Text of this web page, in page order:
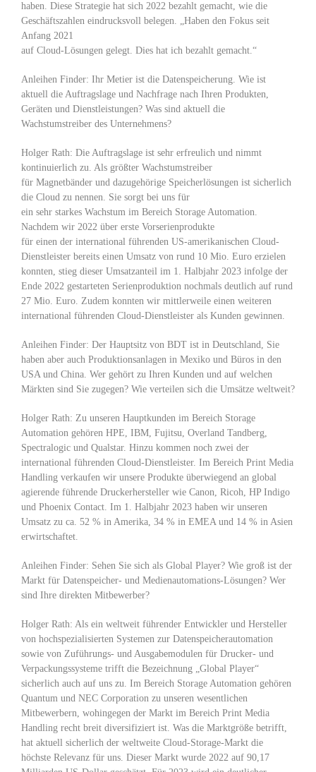
haben. Diese Strategie hat sich 2022 bezahlt gemacht, wie die
Geschäftszahlen eindrucksvoll belegen. „Haben den Fokus seit
Anfang 2021
auf Cloud-Lösungen gelegt. Dies hat ich bezahlt gemacht.“
Anleihen Finder: Ihr Metier ist die Datenspeicherung. Wie ist
aktuell die Auftragslage und Nachfrage nach Ihren Produkten,
Geräten und Dienstleistungen? Was sind aktuell die
Wachstumstreiber des Unternehmens?
Holger Rath: Die Auftragslage ist sehr erfreulich und nimmt
kontinuierlich zu. Als größter Wachstumstreiber
für Magnetbänder und dazugehörige Speicherlösungen ist sicherlich
die Cloud zu nennen. Sie sorgt bei uns für
ein sehr starkes Wachstum im Bereich Storage Automation.
Nachdem wir 2022 über erste Vorserienprodukte
für einen der international führenden US-amerikanischen Cloud-
Dienstleister bereits einen Umsatz von rund 10 Mio. Euro erzielen
konnten, stieg dieser Umsatzanteil im 1. Halbjahr 2023 infolge der
Ende 2022 gestarteten Serienproduktion nochmals deutlich auf rund
27 Mio. Euro. Zudem konnten wir mittlerweile einen weiteren
international führenden Cloud-Dienstleister als Kunden gewinnen.
Anleihen Finder: Der Hauptsitz von BDT ist in Deutschland, Sie
haben aber auch Produktionsanlagen in Mexiko und Büros in den
USA und China. Wer gehört zu Ihren Kunden und auf welchen
Märkten sind Sie zugegen? Wie verteilen sich die Umsätze weltweit?
Holger Rath: Zu unseren Hauptkunden im Bereich Storage
Automation gehören HPE, IBM, Fujitsu, Overland Tandberg,
Spectralogic und Qualstar. Hinzu kommen noch zwei der
international führenden Cloud-Dienstleister. Im Bereich Print Media
Handling verkaufen wir unsere Produkte überwiegend an global
agierende führende Druckerhersteller wie Canon, Ricoh, HP Indigo
und Phoenix Contact. Im 1. Halbjahr 2023 haben wir unseren
Umsatz zu ca. 52 % in Amerika, 34 % in EMEA und 14 % in Asien
erwirtschaftet.
Anleihen Finder: Sehen Sie sich als Global Player? Wie groß ist der
Markt für Datenspeicher- und Medienautomations-Lösungen? Wer
sind Ihre direkten Mitbewerber?
Holger Rath: Als ein weltweit führender Entwickler und Hersteller
von hochspezialisierten Systemen zur Datenspeicherautomation
sowie von Zuführungs- und Ausgabemodulen für Drucker- und
Verpackungssysteme trifft die Bezeichnung „Global Player“
sicherlich auch auf uns zu. Im Bereich Storage Automation gehören
Quantum und NEC Corporation zu unseren wesentlichen
Mitbewerbern, wohingegen der Markt im Bereich Print Media
Handling recht breit diversifiziert ist. Was die Marktgröße betrifft,
hat aktuell sicherlich der weltweite Cloud-Storage-Markt die
höchste Relevanz für uns. Dieser Markt wurde 2022 auf 90,17